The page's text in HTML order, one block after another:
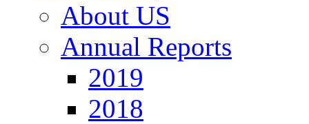
About US
Annual Reports
2019
2018